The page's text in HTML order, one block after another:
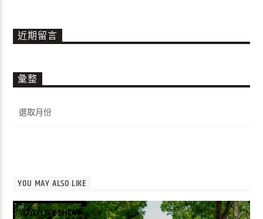
近期留言
彙整
整
YOU MAY ALSO LIKE
YOYO LIVE SHOW